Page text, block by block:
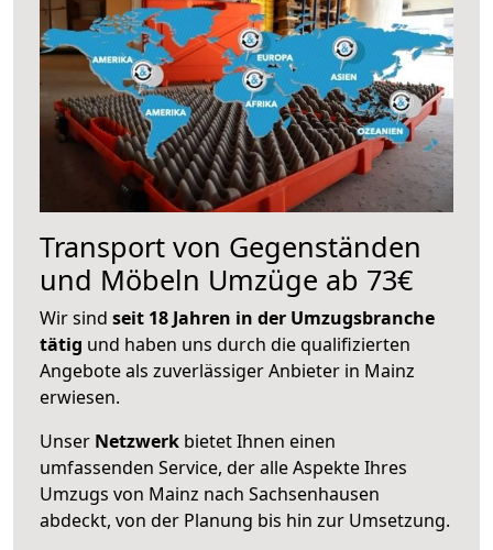
Transport von Gegenständen
und Möbeln Umzüge ab 73€
Wir sind seit 18 Jahren in der Umzugsbranche
tätig und haben uns durch die qualifizierten
Angebote als zuverlässiger Anbieter in Mainz
erwiesen.
Unser Netzwerk bietet Ihnen einen
umfassenden Service, der alle Aspekte Ihres
Umzugs von Mainz nach Sachsenhausen
abdeckt, von der Planung bis hin zur Umsetzung.